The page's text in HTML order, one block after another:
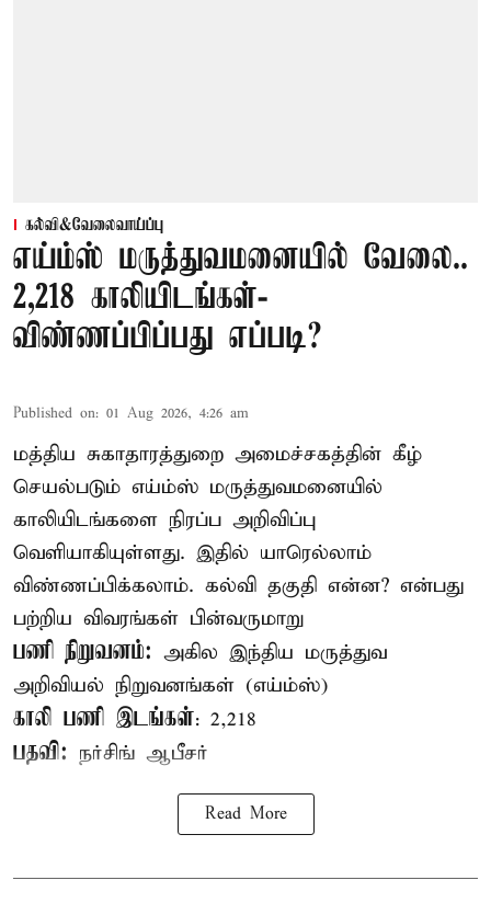
கல்வி&வேலைவாய்ப்பு
எய்ம்ஸ் மருத்துவமனையில் வேலை..
2,218 காலியிடங்கள்-
விண்ணப்பிப்பது எப்படி?
Published on: 01 Aug 2026, 4:26 am
மத்திய சுகாதாரத்துறை அமைச்சகத்தின் கீழ்
செயல்படும் எய்ம்ஸ் மருத்துவமனையில்
காலியிடங்களை நிரப்ப அறிவிப்பு
வெளியாகியுள்ளது. இதில் யாரெல்லாம்
விண்ணப்பிக்கலாம். கல்வி தகுதி என்ன? என்பது
பற்றிய விவரங்கள் பின்வருமாறு
பணி நிறுவனம்: அகில இந்திய மருத்துவ
அறிவியல் நிறுவனங்கள் (எய்ம்ஸ்)
காலி பணி இடங்கள்: 2,218
பதவி: நர்சிங் ஆபீசர்
Read More